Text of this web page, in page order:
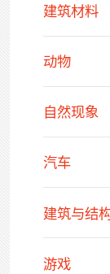
建筑材料
动物
自然现象
汽车
建筑与结
游戏